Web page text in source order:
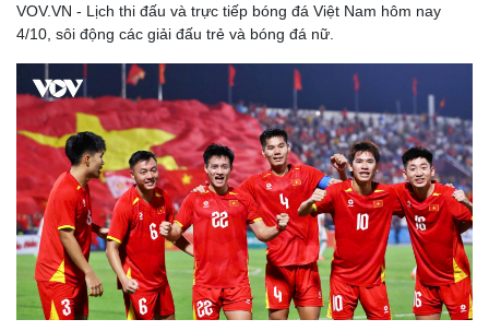
VOV.VN - Lịch thi đấu và trực tiếp bóng đá Việt Nam hôm nay
4/10, sôi động các giải đấu trẻ và bóng đá nữ.